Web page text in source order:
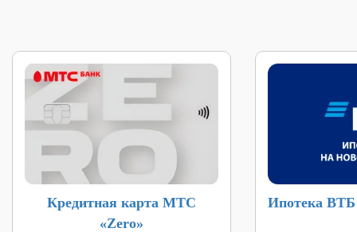
Кредитная карта МТС
«Zero»
Ипотека ВТБ